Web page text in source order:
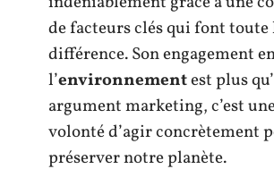
de facteurs clés qui font toute
différence. Son engagement
l’environnementest plus
argument marketing, c’est
volonté d’agir concrètement
préserver notre planète.